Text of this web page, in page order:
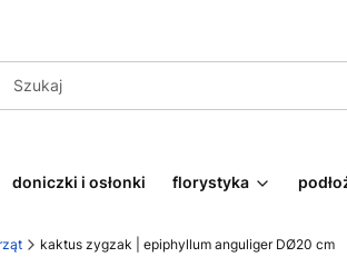
doniczki i osłonki florystyka
kaktus zygzak | epiphyllum anguliger DØ20 cm